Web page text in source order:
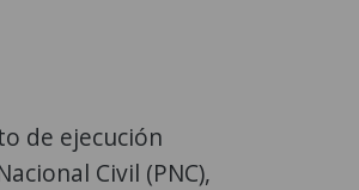
de ejecución
Civil (PNC),